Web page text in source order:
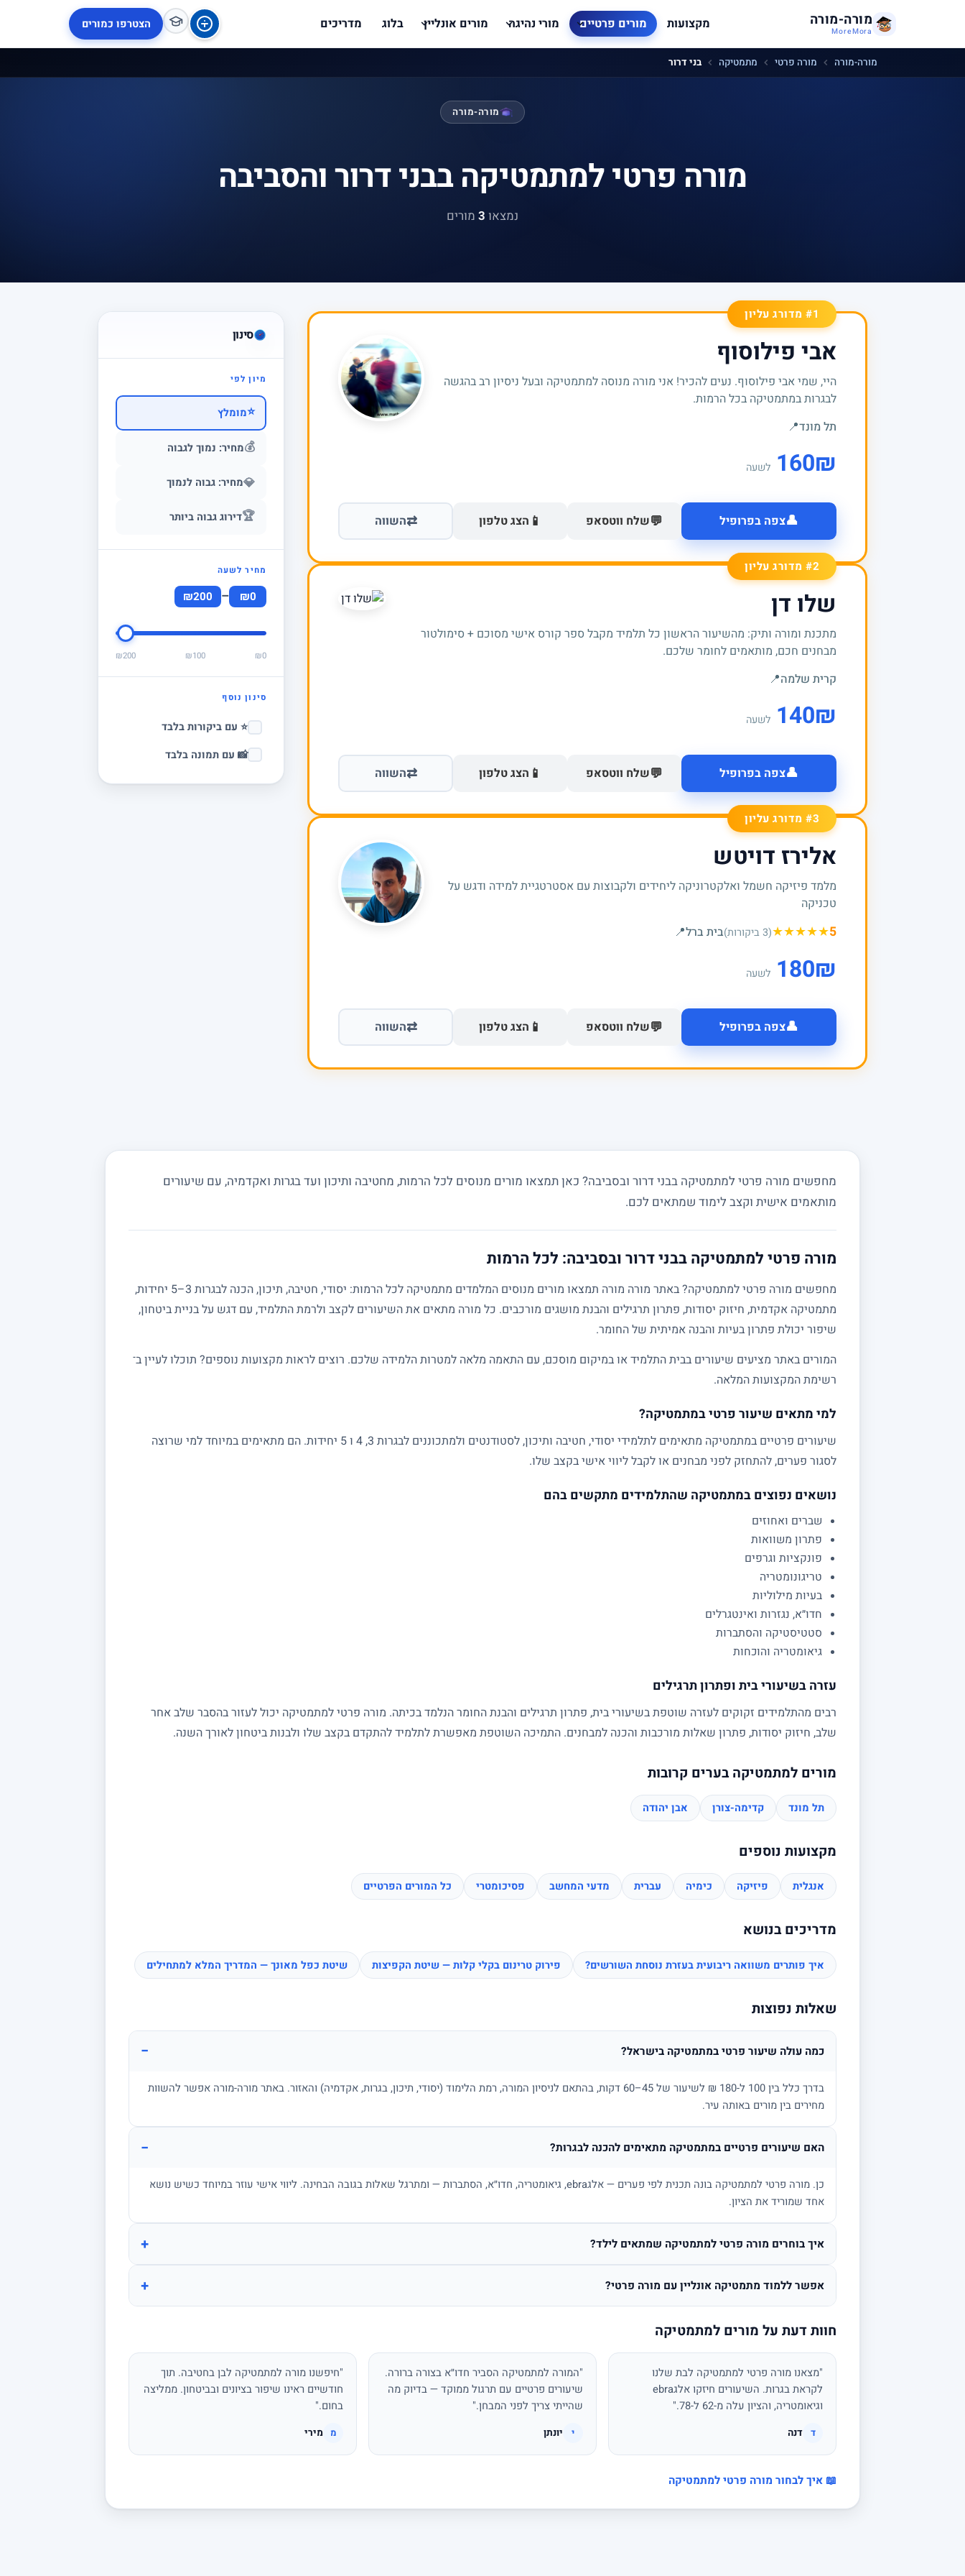
מורה-מורה
MoreMora מקצועות מורים פרטיים מורי נהיגה מורים אונליין בלוג מדריכים הצטרפו כמורים
מורה-מורה מורה פרטי מתמטיקה בני דרור
מורה-מורה
מורה פרטי למתמטיקה בבני דרור והסביבה
נמצאו 3 מורים
סינון
מיון לפי
⭐מומלץ
💰מחיר: נמוך לגבוה
💎מחיר: גבוה לנמוך
🏆דירוג גבוה ביותר
מחיר לשעה
₪0
–
₪200
₪0
₪100
₪200
סינון נוסף
⭐ עם ביקורות בלבד
📸 עם תמונה בלבד
#1 מדורג עליון
אבי פילוסוף
היי, שמי אבי פילוסוף. נעים להכיר! אני מורה מנוסה למתמטיקה ובעל ניסיון רב בהגשה
לבגרות במתמטיקה בכל הרמות.
תל מונד📍
₪
160 לשעה
👤צפה בפרופיל 💬שלח ווטסאפ 📱 הצג טלפון ⇄השווה
#2 מדורג עליון
שלו דן
מתכנת ומורה ותיק: מהשיעור הראשון כל תלמיד מקבל ספר קורס אישי מסוכם + סימולטור
מבחנים חכם, מותאמים לחומר שלכם.
קרית שלמה📍
₪
140 לשעה
👤צפה בפרופיל 💬שלח ווטסאפ 📱 הצג טלפון ⇄השווה
#3 מדורג עליון
אלירז דויטש
מלמד פיזיקה חשמל ואלקטרוניקה ליחידים ולקבוצות עם אסטרטגיית למידה ודגש על
טכניקה
(3 ביקורות)★★★★★5 בית ברל📍
₪
180 לשעה
👤צפה בפרופיל 💬שלח ווטסאפ 📱 הצג טלפון ⇄השווה
מחפשים מורה פרטי למתמטיקה בבני דרור ובסביבה? כאן תמצאו מורים מנוסים לכל הרמות, מחטיבה ותיכון ועד בגרות ואקדמיה, עם שיעורים
מותאמים אישית וקצב לימוד שמתאים לכם.
מורה פרטי למתמטיקה בבני דרור ובסביבה: לכל הרמות
מחפשים מורה פרטי למתמטיקה? באתר מורה מורה תמצאו מורים מנוסים המלמדים מתמטיקה לכל הרמות: יסודי, חטיבה, תיכון, הכנה לבגרות 3–5 יחידות,
מתמטיקה אקדמית, חיזוק יסודות, פתרון תרגילים והבנת מושגים מורכבים. כל מורה מתאים את השיעורים לקצב ולרמת התלמיד, עם דגש על בניית ביטחון,
שיפור יכולת פתרון בעיות והבנה אמיתית של החומר.
המורים באתר מציעים שיעורים בבית התלמיד או במיקום מוסכם, עם התאמה מלאה למטרות הלמידה שלכם. רוצים לראות מקצועות נוספים? תוכלו לעיין ב־
רשימת המקצועות המלאה.
למי מתאים שיעור פרטי במתמטיקה?
שיעורים פרטיים במתמטיקה מתאימים לתלמידי יסודי, חטיבה ותיכון, לסטודנטים ולמתכוננים לבגרות 3, 4 ו 5 יחידות. הם מתאימים במיוחד למי שרוצה
לסגור פערים, להתחזק לפני מבחנים או לקבל ליווי אישי בקצב שלו.
נושאים נפוצים במתמטיקה שהתלמידים מתקשים בהם
שברים ואחוזים
פתרון משוואות
פונקציות וגרפים
טריגונומטריה
בעיות מילוליות
חדו״א, נגזרות ואינטגרלים
סטטיסטיקה והסתברות
גיאומטריה והוכחות
עזרה בשיעורי בית ופתרון תרגילים
רבים מהתלמידים זקוקים לעזרה שוטפת בשיעורי בית, פתרון תרגילים והבנת החומר הנלמד בכיתה. מורה פרטי למתמטיקה יכול לעזור בהסבר שלב אחר
שלב, חיזוק יסודות, פתרון שאלות מורכבות והכנה למבחנים. התמיכה השוטפת מאפשרת לתלמיד להתקדם בקצב שלו ולבנות ביטחון לאורך השנה.
מורים למתמטיקה בערים קרובות
תל מונד קדימה-צורן אבן יהודה
מקצועות נוספים
אנגלית פיזיקה כימיה עברית מדעי המחשב פסיכומטרי כל המורים הפרטיים
מדריכים בנושא
איך פותרים משוואה ריבועית בעזרת נוסחת השורשים? פירוק טרינום בקלי קלות — שיטת הקפיצות שיטת כפל מאונך — המדריך המלא למתחילים
שאלות נפוצות
כמה עולה שיעור פרטי במתמטיקה בישראל? −
בדרך כלל בין 100 ל-180 ₪ לשיעור של 45–60 דקות, בהתאם לניסיון המורה, רמת הלימוד (יסודי, תיכון, בגרות, אקדמיה) והאזור. באתר מורה-מורה אפשר להשוות
מחירים בין מורים באותה עיר.
האם שיעורים פרטיים במתמטיקה מתאימים להכנה לבגרות? −
כן. מורה פרטי למתמטיקה בונה תכנית לפי פערים — אלגebra, גיאומטריה, חדו״א, הסתברות — ומתרגל שאלות בגובה הבחינה. ליווי אישי עוזר במיוחד כשיש נושא
אחד שמוריד את הציון.
איך בוחרים מורה פרטי למתמטיקה שמתאים לילד? +
אפשר ללמוד מתמטיקה אונליין עם מורה פרטי? +
חוות דעת על מורים למתמטיקה
"מצאנו מורה פרטי למתמטיקה לבת שלנו
לקראת בגרות. השיעורים חיזקו אלגebra
וגיאומטריה, והציון עלה מ-62 ל-78."
ד דנה
"המורה למתמטיקה הסביר חדו״א בצורה ברורה.
שיעורים פרטיים עם תרגול ממוקד — בדיוק מה
שהייתי צריך לפני המבחן."
י יונתן
"חיפשנו מורה למתמטיקה לבן בחטיבה. תוך
חודשיים ראינו שיפור בציונים ובביטחון. ממליצה
בחום."
מ מירי
📖 איך לבחור מורה פרטי למתמטיקה